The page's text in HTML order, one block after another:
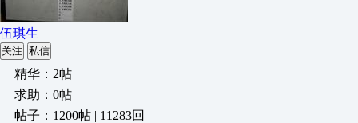
伍琪生
关注 私信
精华：2帖
求助：0帖
帖子：1200帖 | 11283回